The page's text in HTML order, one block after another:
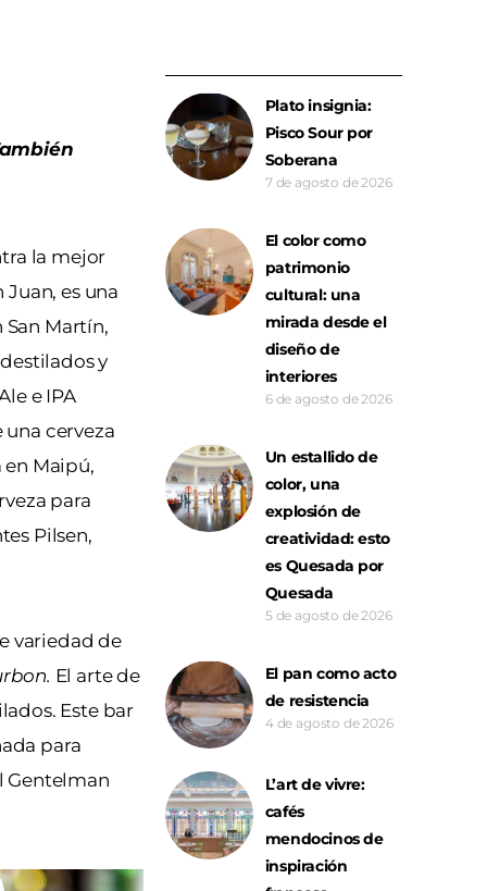
la mejor
es una
Martín,
y
e IPA
una cerveza
Maipú,
para
Pilsen,
variedad de
El arte de
Este bar
para
Gentelman
Plato insignia:
Pisco Sour por
Soberana
7 de agosto de 2026
El color como
patrimonio
cultural: una
mirada desde el
diseño de
interiores
6 de agosto de 2026
Un estallido de
color, una
explosión de
creatividad: esto
es Quesada por
Quesada
5 de agosto de 2026
El pan como acto
de resistencia
4 de agosto de 2026
L’art de vivre:
cafés
mendocinos de
inspiración